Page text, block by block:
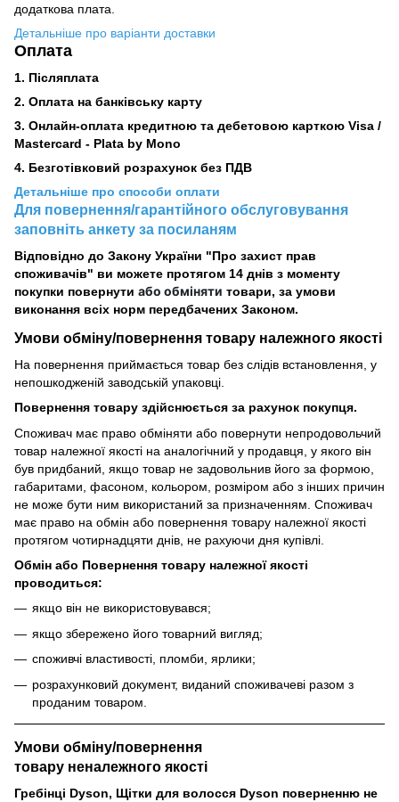
додаткова плата.
Детальніше про варіанти доставки
Оплата
1. Післяплата
2. Оплата на банківську карту
3. Онлайн-оплата кредитною та дебетовою карткою Visa /
Mastercard - Plata by Mono
4. Безготівковий розрахунок без ПДВ
Детальніше про способи оплати
Для повернення/гарантійного обслуговування
заповніть анкету за посиланям
Відповідно до Закону України "Про захист прав
споживачів" ви можете протягом 14 днів з моменту
покупки повернути або обміняти товари, за умови
виконання всіх норм передбачених Законом.
Умови обміну/повернення товару належного якості
На повернення приймається товар без слідів встановлення, у
непошкодженій заводській упаковці.
Повернення товару здійснюється за рахунок покупця.
Споживач має право обміняти або повернути непродовольчий
товар належної якості на аналогічний у продавця, у якого він
був придбаний, якщо товар не задовольнив його за формою,
габаритами, фасоном, кольором, розміром або з інших причин
не може бути ним використаний за призначенням. Споживач
має право на обмін або повернення товару належної якості
протягом чотирнадцяти днів, не рахуючи дня купівлі.
Обмін або Повернення товару належної якості
проводиться:
якщо він не використовувався;
якщо збережено його товарний вигляд;
споживчі властивості, пломби, ярлики;
розрахунковий документ, виданий споживачеві разом з
проданим товаром.
Умови обміну/повернення
товару неналежного якості
Гребінці Dyson, Щітки для волосся Dyson поверненню не